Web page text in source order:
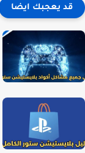
قد يعجبك ايضا